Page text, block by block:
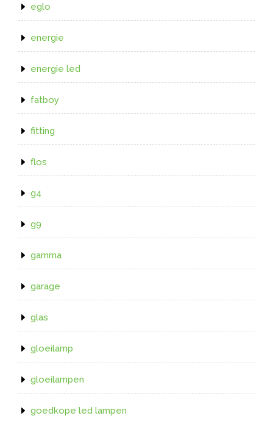
eglo
energie
energie led
fatboy
fitting
flos
g4
g9
gamma
garage
glas
gloeilamp
gloeilampen
goedkope led lampen